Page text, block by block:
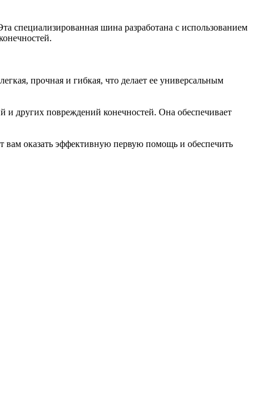
шина разработана с использованием
прочная и гибкая, что делает ее универсальным
других повреждений конечностей. Она обеспечивает
оказать эффективную первую помощь и обеспечить